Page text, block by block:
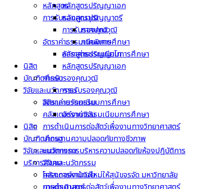
หลักสูตร
หลักสูตรปริญญาตรี
ภาคปกติ
ภาคพิเศษ
หลักสูตรปริญญาโท
หลักสูตรปริญญาเอก
การรับรองคุณวุฒิ
การรับรองคุณวุฒิ
อัตราค่าธรรมเนียมการศึกษา
อัตราค่าธรรมเนียมการศึกษา
นิสิต
บัณฑิตศึกษา
วิจัยและนวัตกรรม
วิจัยและนวัตกรรม
คลัสเตอร์งานวิจัย
หลักสูตรปริญญาเอก
การรับรองคุณวุฒิ
การรับรองคุณวุฒิ
อัตราค่าธรรมเนียมการศึกษา
อัตราค่าธรรมเนียมการศึกษา
นิสิต
บัณฑิตศึกษา
วิจัยและนวัตกรรม
วิจัยและนวัตกรรม
คลัสเตอร์งานวิจัย
การดำเนินการต่อสัตว์เพื่องานทางวิทยาศาสตร์
มาตรฐานความปลอดภัยทางชีวภาพ
แนวทางการบริหารความปลอดภัยห้องปฏิบัติการ
บริการสังคม
โครงการหาบ้านใหม่ให้สุนัขจรจัด มหาวิทยาลัย